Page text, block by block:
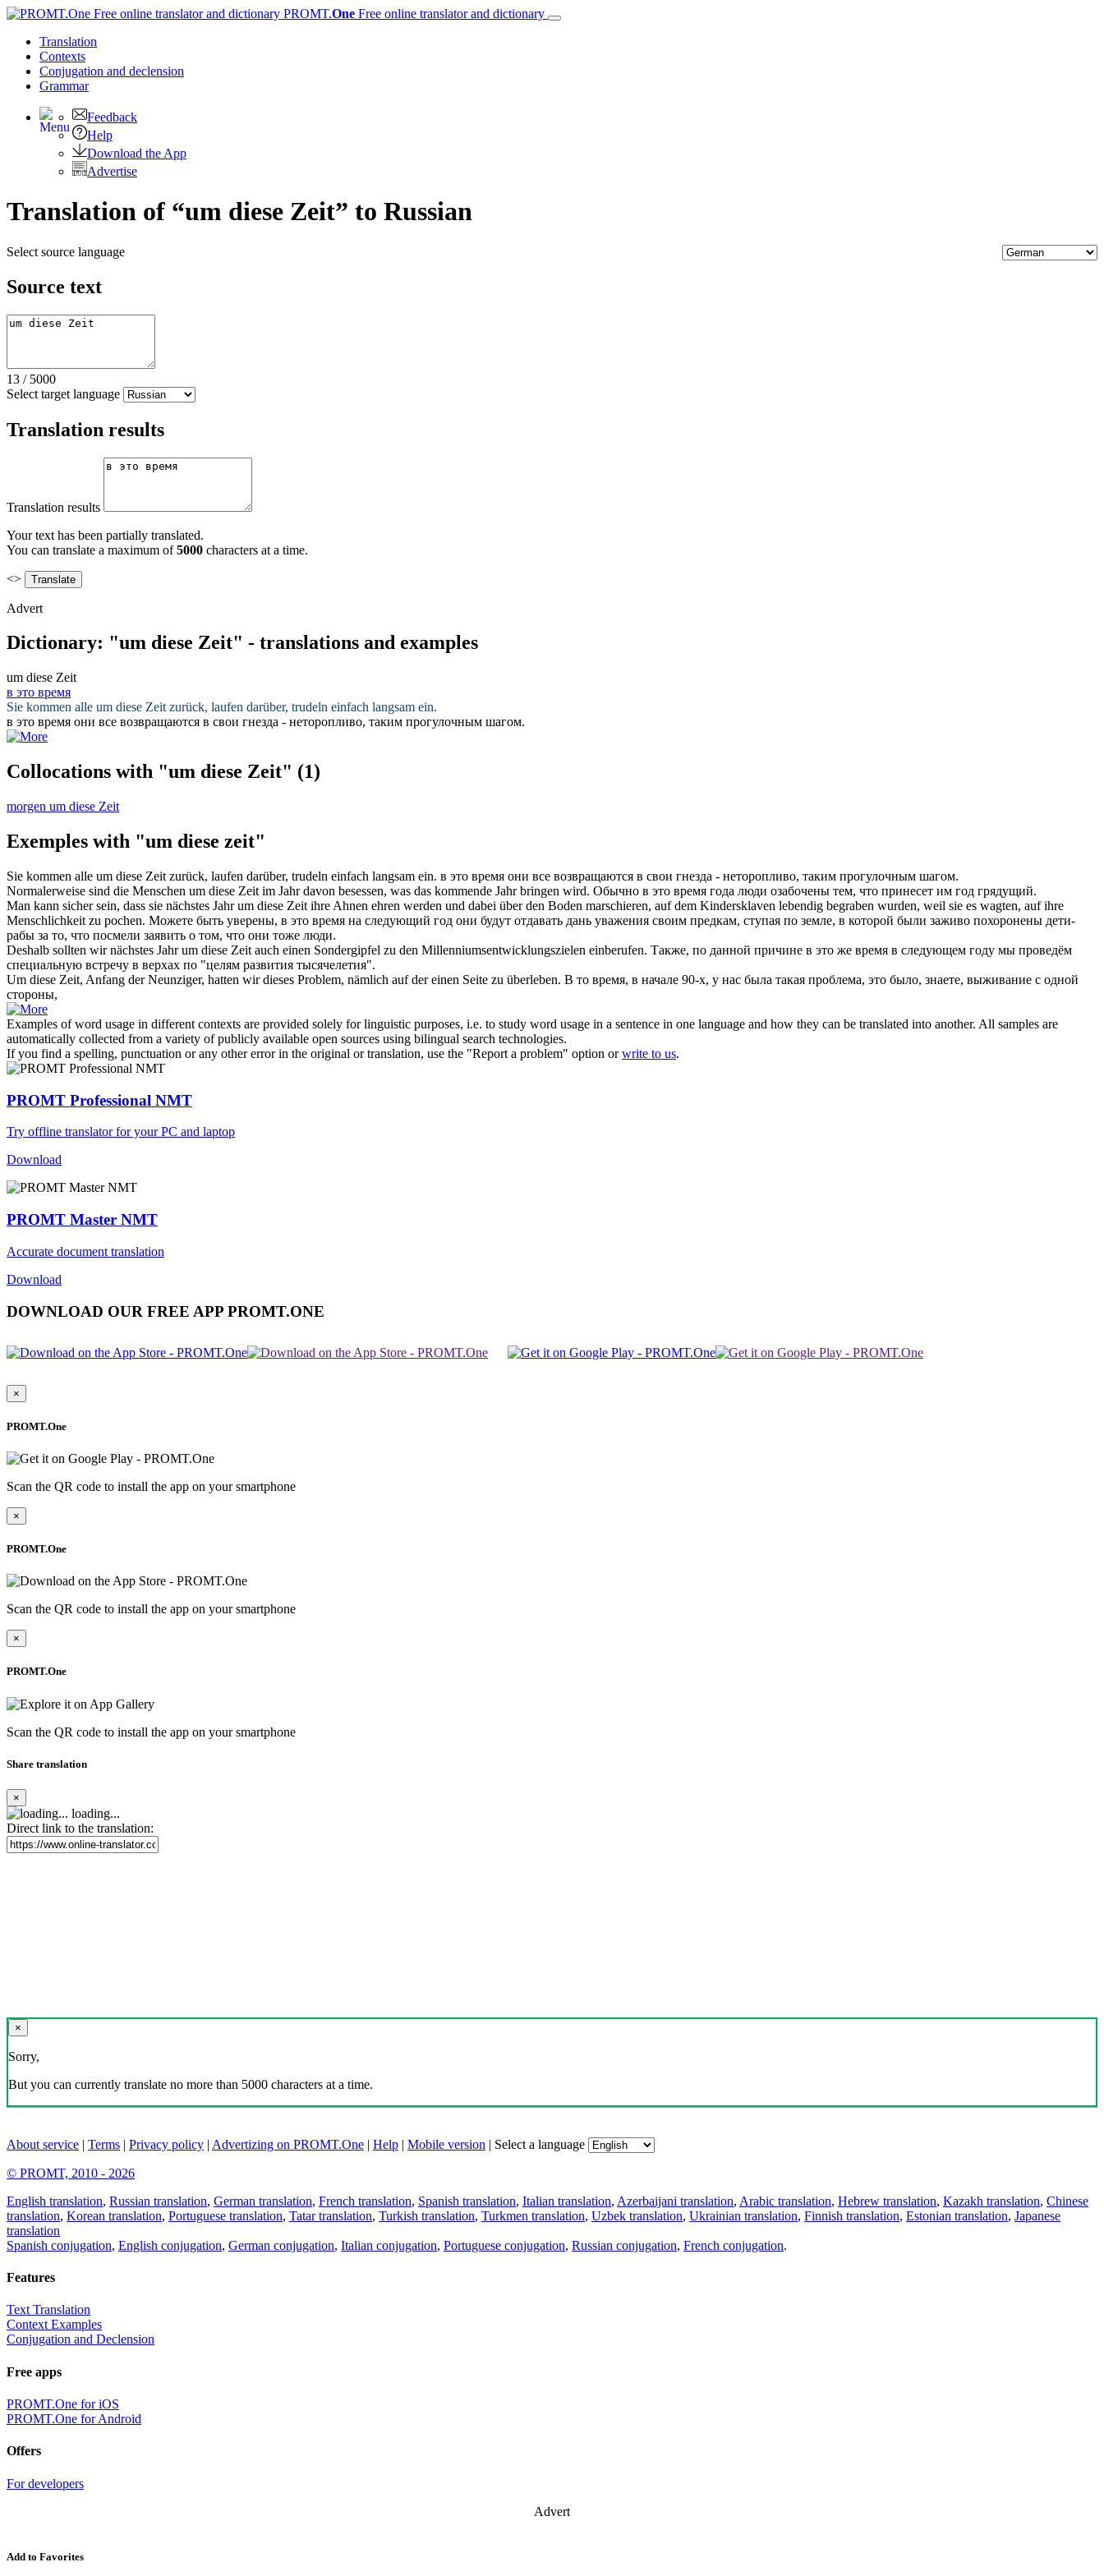
PROMT.One Free online translator and dictionary
Translation
Contexts
Conjugation and declension
Grammar
Feedback
Help
Download the App
Advertise
Translation of “um diese Zeit” to Russian
Select source language
Source text
13 / 5000
Select target language
Translation results
Translation results
Your text has been partially translated.
You can translate a maximum of5000 characters at a time.
<>
Advert
Dictionary: "um diese Zeit" - translations and examples
um diese Zeit
в это время
Sie kommen alle um diese Zeit zurück, laufen darüber, trudeln einfach langsam ein.
в это время они все возвращаются в свои гнезда - неторопливо, таким прогулочным шагом.
Collocations with "um diese Zeit" (1)
morgen um diese Zeit
Exemples with "um diese zeit"
Sie kommen alle um diese Zeit zurück, laufen darüber, trudeln einfach langsam ein. в это время они все возвращаются в свои гнезда - неторопливо, таким прогулочным шагом.
Normalerweise sind die Menschen um diese Zeit im Jahr davon besessen, was das kommende Jahr bringen wird. Обычно в это время года люди озабочены тем, что принесет им год грядущий.
Man kann sicher sein, dass sie nächstes Jahrum diese Zeit ihre Ahnen ehren werden und dabei über den Boden marschieren, auf dem Kindersklaven lebendig begraben wurden, weil sie es wagten, auf ihre
Menschlichkeit zu pochen. Можете быть уверены, в это время на следующий год они будут отдавать дань уважения своим предкам, ступая по земле, в которой были заживо похоронены дети-
рабы за то, что посмели заявить о том, что они тоже люди.
Deshalb sollten wir nächstes Jahrum diese Zeit auch einen Sondergipfel zu den Millenniumsentwicklungszielen einberufen. Также, по данной причине в это же время в следующем году мы проведём
специальную встречу в верхах по "целям развития тысячелетия".
Um diese Zeit, Anfang der Neunziger, hatten wir dieses Problem, nämlich auf der einen Seite zu überleben. В то время, в начале 90-х, у нас была такая проблема, это было, знаете, выживание с одной
стороны,
Examples of word usage in different contexts are provided solely for linguistic purposes, i.e. to study word usage in a sentence in one language and how they can be translated into another. All samples are
automatically collected from a variety of publicly available open sources using bilingual search technologies.
If you find a spelling, punctuation or any other error in the original or translation, use the "Report a problem" option orwrite to us.
PROMT Professional NMT
Try offline translator for your PC and laptop
Download
PROMT Master NMT
Accurate document translation
Download
DOWNLOAD OUR FREE APP PROMT.ONE
×
PROMT.One
Scan the QR code to install the app on your smartphone
×
PROMT.One
Scan the QR code to install the app on your smartphone
×
PROMT.One
Scan the QR code to install the app on your smartphone
Share translation
×
loading...
Direct link to the translation:
×
Sorry,
But you can currently translate no more than 5000 characters at a time.
About service | Terms | Privacy policy | Advertizing on PROMT.One | Help | Mobile version | Select a language
© PROMT, 2010 - 2026
English translation, Russian translation, German translation, French translation, Spanish translation, Italian translation, Azerbaijani translation, Arabic translation, Hebrew translation, Kazakh translation, Chinese
translation, Korean translation, Portuguese translation, Tatar translation, Turkish translation, Turkmen translation, Uzbek translation, Ukrainian translation, Finnish translation, Estonian translation, Japanese
translation
Spanish conjugation, English conjugation, German conjugation, Italian conjugation, Portuguese conjugation, Russian conjugation, French conjugation.
Features
Text Translation
Context Examples
Conjugation and Declension
Free apps
PROMT.One for iOS
PROMT.One for Android
Offers
For developers
Advert
Add to Favorites